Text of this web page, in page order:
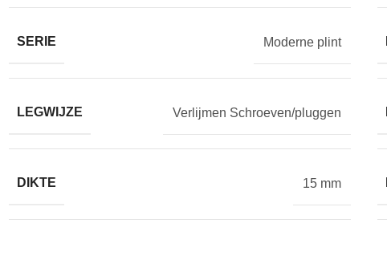
SERIE Moderne plint
LEGWIJZE Verlijmen Schroeven/pluggen
DIKTE 15 mm